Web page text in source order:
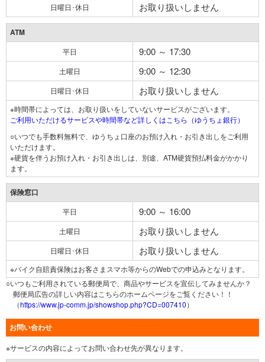
日曜日･休日 お取り扱いしません
ATM
平日 9:00 ～ 17:30
土曜日 9:00 ～ 12:30
日曜日･休日 お取り扱いしません
※時間帯によっては、お取り扱いをしていないサービスがございます。
ご利用いただけるサービスや時間帯など詳しくはこちら（ゆうちょ銀行）
○いつでも手数料無料で、ゆうちょ口座のお預け入れ・お引き出しをご利用
いただけます。
※硬貨を伴うお預け入れ・お引き出しは、別途、ATM硬貨預払料金がかかり
ます。
保険窓口
平日 9:00 ～ 16:00
土曜日 お取り扱いしません
日曜日･休日 お取り扱いしません
※バイク自賠責保険はお客さまスマホ等からのWebでの申込みとなります。
○いつもご利用されている郵便局で、商品やサービスを宣伝してみませんか？
郵便局広告の詳しい内容はこちらのホームページをご覧ください！！
（https://www.jp-comm.jp/showshop.php?CD=007410）
お問い合わせ
※サービスの内容によってお問い合わせ先が異なります。